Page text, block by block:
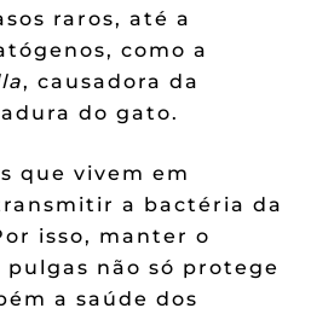
raros, até a
como a
, causadora da
do gato.
que vivem em
a bactéria da
isso, manter o
não só protege
a saúde dos